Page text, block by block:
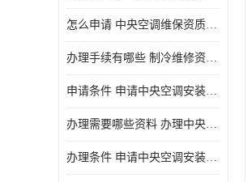
怎么申请 中央空调维保资质需要哪些手续
办理手续有哪些 制冷维修资质需要什么条件
申请条件 申请中央空调安装维修资质需要哪些手续
办理需要哪些资料 办理中央空调维修安装资质手续有哪些
办理条件 申请中央空调安装维修资质需要什么条件